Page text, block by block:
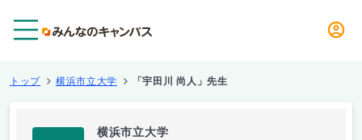
トップ 横浜市立大学 「宇田川 尚人」先生
横浜市立大学